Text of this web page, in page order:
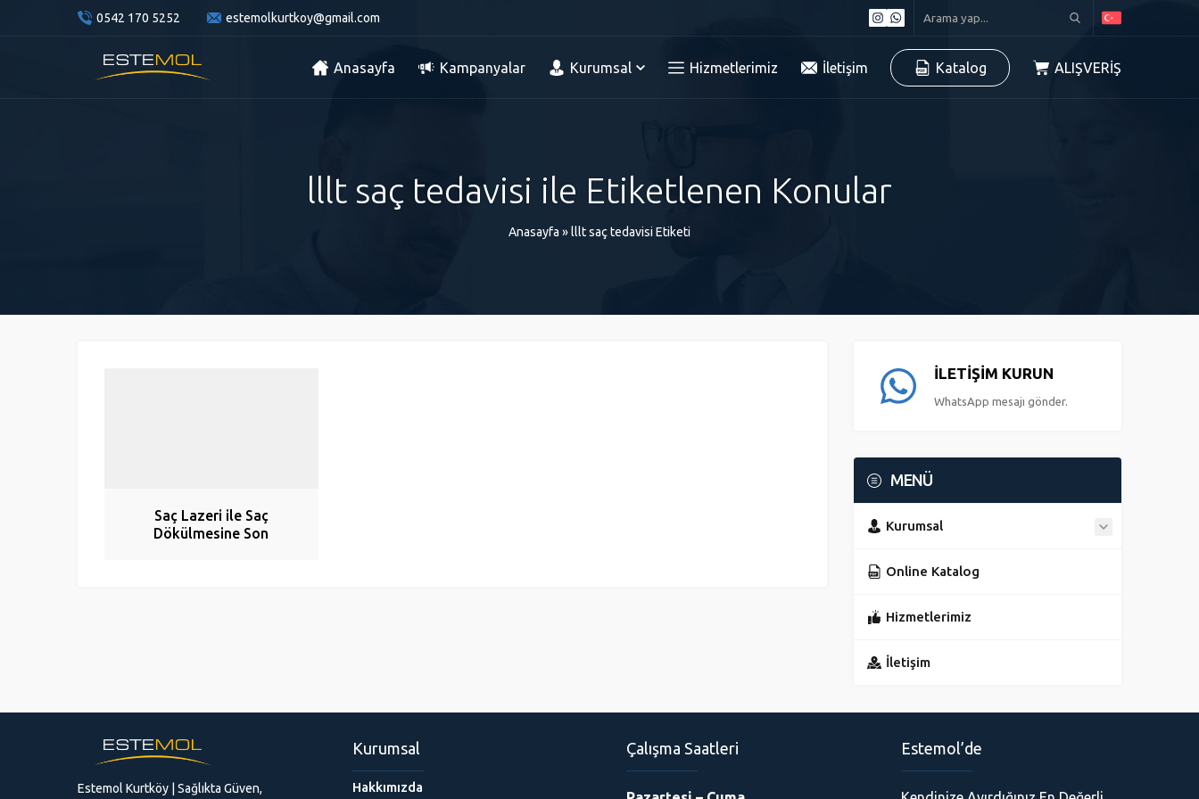
0542 170 5252 estemolkurtkoy@gmail.com
Anasayfa Kampanyalar Kurumsal Hizmetlerimiz İletişim Katalog ALIŞVERİŞ
lllt saç tedavisi ile Etiketlenen Konular
Anasayfa »lllt saç tedavisi Etiketi
Saç Lazeri ile Saç
Dökülmesine Son
İLETİŞİM KURUN
WhatsApp mesajı gönder.
MENÜ
Kurumsal
Online Katalog
Hizmetlerimiz
İletişim
Estemol Kurtköy | Sağlıkta Güven,
Kurumsal
Hakkımızda
Çalışma Saatleri Estemol’de